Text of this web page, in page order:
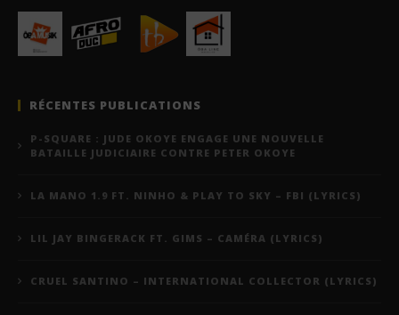
RÉCENTES PUBLICATIONS
P-SQUARE : JUDE OKOYE ENGAGE UNE NOUVELLE
BATAILLE JUDICIAIRE CONTRE PETER OKOYE
LA MANO 1.9 FT. NINHO & PLAY TO SKY – FBI (LYRICS)
LIL JAY BINGERACK FT. GIMS – CAMÉRA (LYRICS)
CRUEL SANTINO – INTERNATIONAL COLLECTOR (LYRICS)